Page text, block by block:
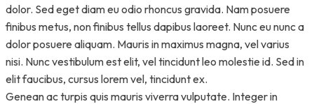
dolor. Sed eget diam eu odio rhoncus gravida. Nam posuere
finibus metus, non finibus tellus dapibus laoreet. Nunc eu nunc a
dolor posuere aliquam. Mauris in maximus magna, vel varius
nisi. Nunc vestibulum est elit, vel tincidunt leo molestie id. Sed in
elit faucibus, cursus lorem vel, tincidunt ex.
Genean ac turpis quis mauris viverra vulputate. Integer in